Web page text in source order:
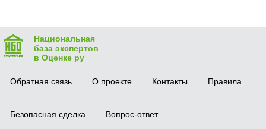
Национальная
база экспертов
в Оценке ру
Обратная связь О проекте Контакты Правила
Безопасная сделка Вопрос-ответ